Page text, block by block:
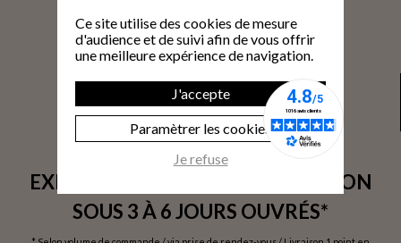
Ce site utilise des cookies de mesure
d'audience et de suivi afin de vous offrir
une meilleure expérience de navigation.
J'accepte
Paramètrer les cookies
Je refuse
* hors Corse et îles
EXPÉDITION SOUS 24H / LIVRAISON
SOUS 3 À 6 JOURS OUVRÉS*